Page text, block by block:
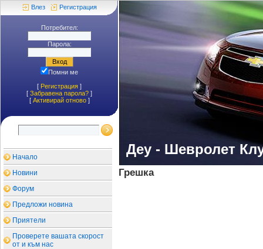
Влез Регистрация
Потребител:
Парола:
Помни ме
[ Регистрация ]
[ Забравена парола? ]
[ Aктивирай отново]
Начало
Новини
Форум
Предложи новина
Приятели
Проверете вашата скорост
от и към нас
Деу - Шевролет
Грешка